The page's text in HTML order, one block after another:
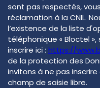
sont pas respectés,
réclamation à la CNIL.
l’existence de la liste
téléphonique « Bloctel
inscrire ici : https://
de la protection des
invitons à ne pas
champ de saisie libre.